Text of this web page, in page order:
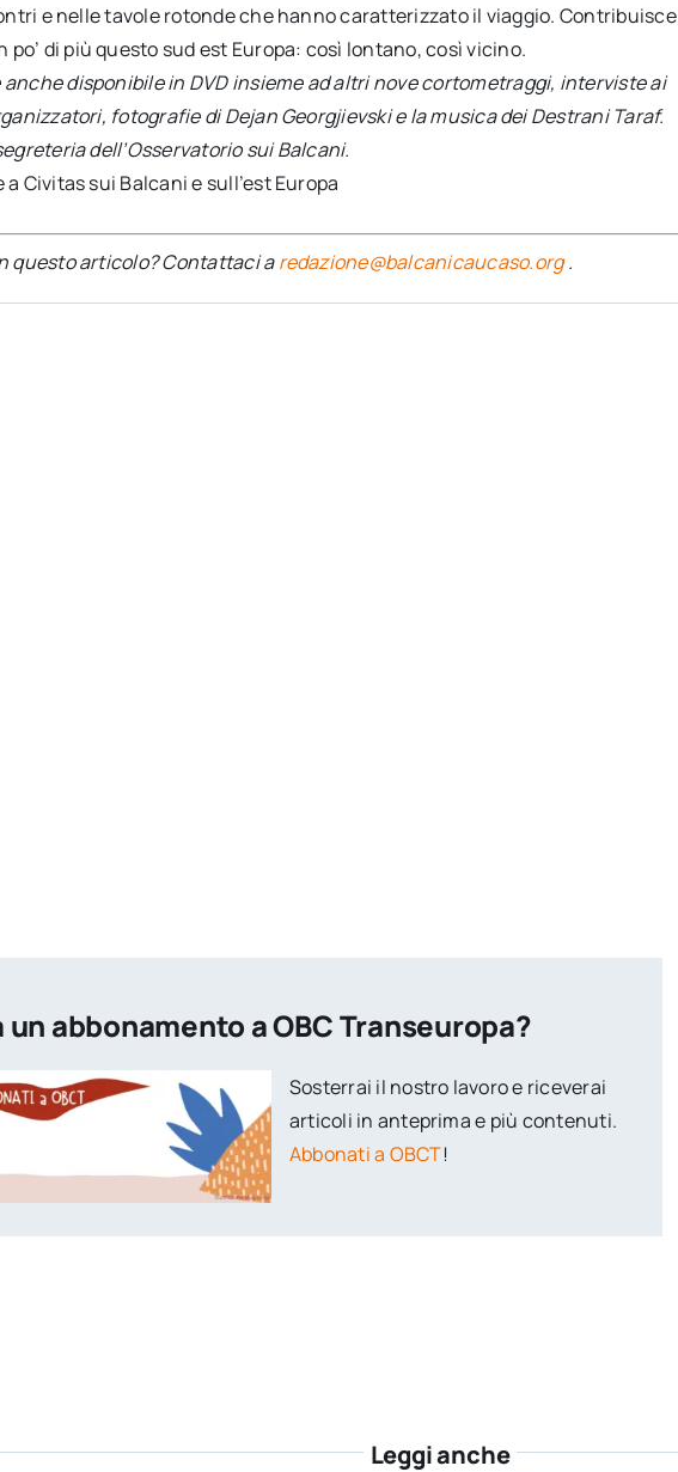
e nelle tavole rotonde che hanno caratterizzato il viaggio. Contribuisce
di più questo sud est Europa: così lontano, così vicino.
anche disponibile in DVD insieme ad altri nove cortometraggi, interviste ai
fotografie di Dejan Georgjievski e la musica dei Destrani Taraf.
dell’Osservatorio sui Balcani.
Civitas sui Balcani e sull’est Europa
questo articolo? Contattaci aredazione@balcanicaucaso.org.
un abbonamento a OBC Transeuropa?
Sosterrai il nostro lavoro e riceverai
articoli in anteprima e più contenuti.
Abbonati a OBCT!
Leggi anche